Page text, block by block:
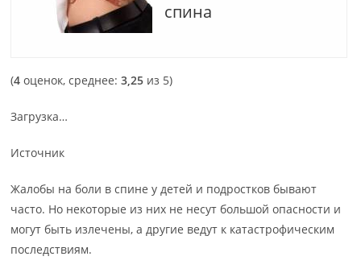
спина
(4 оценок, среднее:3,25 из 5)
Загрузка…
Источник
Жалобы на боли в спине у детей и подростков бывают
часто. Но некоторые из них не несут большой опасности и
могут быть излечены, а другие ведут к катастрофическим
последствиям.